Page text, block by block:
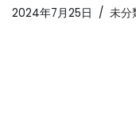
2024年7月25日 未分